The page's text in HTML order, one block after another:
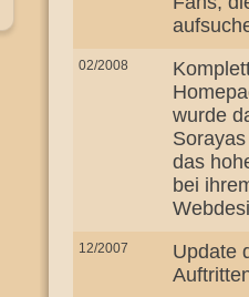
02/2008
wurde
das
bei
12/2007
Update